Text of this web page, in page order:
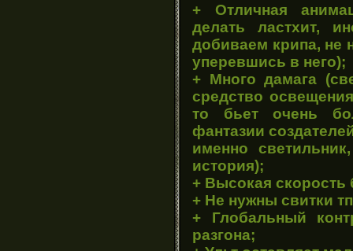
+ Отличная
делать ластхит,
добиваем крипа, не
уперевшись в него);
+ Много дамага
средство
то бьет очень
фантазии
именно
история);
+ Высокая скорость
+ Не нужны свитки
+ Глобальный
разгона;